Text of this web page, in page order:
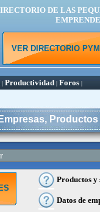
DE LAS
VER DIRECTORIO
| Productividad | Foros |
Productos y
Datos de